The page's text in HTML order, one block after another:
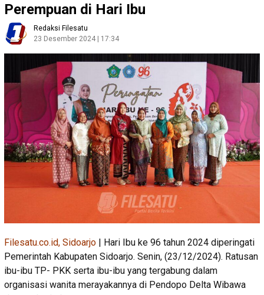
Perempuan di Hari Ibu
Redaksi Filesatu
23 Desember 2024 | 17:34
Filesatu.co.id, Sidoarjo | Hari Ibu ke 96 tahun 2024 diperingati
Pemerintah Kabupaten Sidoarjo. Senin, (23/12/2024). Ratusan
ibu-ibu TP- PKK serta ibu-ibu yang tergabung dalam
organisasi wanita merayakannya di Pendopo Delta Wibawa